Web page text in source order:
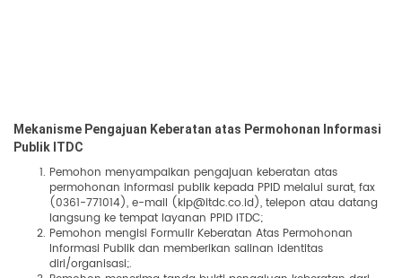
Mekanisme Pengajuan Keberatan atas Permohonan Informasi
Publik ITDC
Pemohon menyampaikan pengajuan keberatan atas
permohonan informasi publik kepada PPID melalui surat, fax
(0361-771014), e-mail (kip@itdc.co.id), telepon atau datang
langsung ke tempat layanan PPID ITDC;
Pemohon mengisi Formulir Keberatan Atas Permohonan
Informasi Publik dan memberikan salinan identitas
diri/organisasi;.